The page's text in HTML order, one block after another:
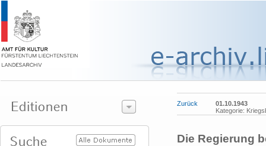
Zurück
01.10.1943
Kategorie:
Die Regierung